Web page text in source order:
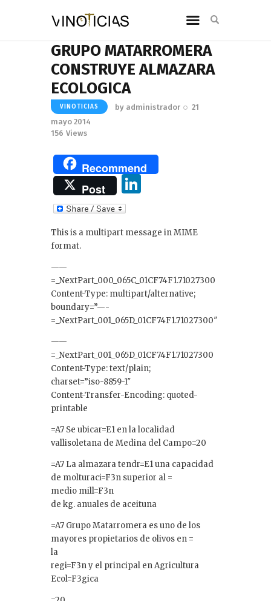
GRUPO MATARROMERA
CONSTRUYE ALMAZARA
ECOLOGICA
VINOTICIAS by administrador
21
mayo 2014
156 Views
Recommend
Post
e
n
This is a multipart message in MIME
format.
——
=_NextPart_000_065C_01CF74F1.71027300
Content-Type: multipart/alternative;
boundary=”—-
=_NextPart_001_065D_01CF74F1.71027300″
——
=_NextPart_001_065D_01CF74F1.71027300
Content-Type: text/plain;
charset=”iso-8859-1″
Content-Transfer-Encoding: quoted-
printable
=A7 Se ubicar=E1 en la localidad
vallisoletana de Medina del Campo=20
=A7 La almazara tendr=E1 una capacidad
de molturaci=F3n superior al =
medio mill=F3n
de kg. anuales de aceituna
=A7 Grupo Matarromera es uno de los
mayores propietarios de olivos en =
la
regi=F3n y el principal en Agricultura
Ecol=F3gica